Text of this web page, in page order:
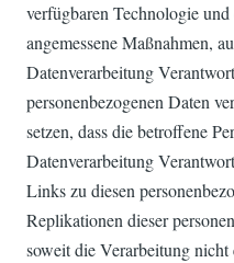
verfügbaren Technologie
angemessene Maßnahmen,
Datenverarbeitung
personenbezogenen Daten
setzen, dass die betroffene
Datenverarbeitung
Links zu diesen
Replikationen dieser
soweit die Verarbeitung